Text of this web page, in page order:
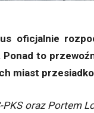
oficjalnie
to
miast
PKS oraz Portem